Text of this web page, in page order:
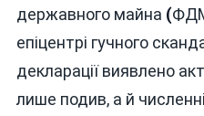
державного майна (
епіцентрі гучного
декларації виявлено
лише подив, а й